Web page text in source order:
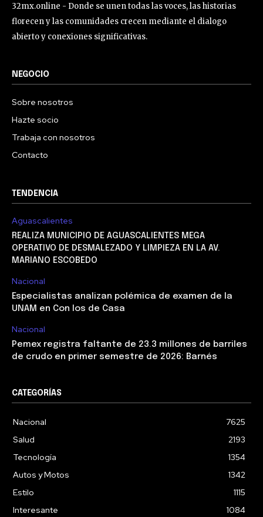
32mx.online - Donde se unen todas las voces, las historias
florecen y las comunidades crecen mediante el dialogo
abierto y conexiones significativas.
NEGOCIO
Sobre nosotros
Hazte socio
Trabaja con nosotros
Contacto
TENDENCIA
Aguascalientes
REALIZA MUNICIPIO DE AGUASCALIENTES MEGA
OPERATIVO DE DESMALEZADO Y LIMPIEZA EN LA AV.
MARIANO ESCOBEDO
Nacional
Especialistas analizan polémica de examen de la
UNAM en Con los de Casa
Nacional
Pemex registra faltante de 23.3 millones de barriles
de crudo en primer semestre de 2026: Barnés
CATEGORÍAS
Nacional
7625
Salud
2193
Tecnología
1354
Autos y Motos
1342
Estilo
1115
Interesante
1084